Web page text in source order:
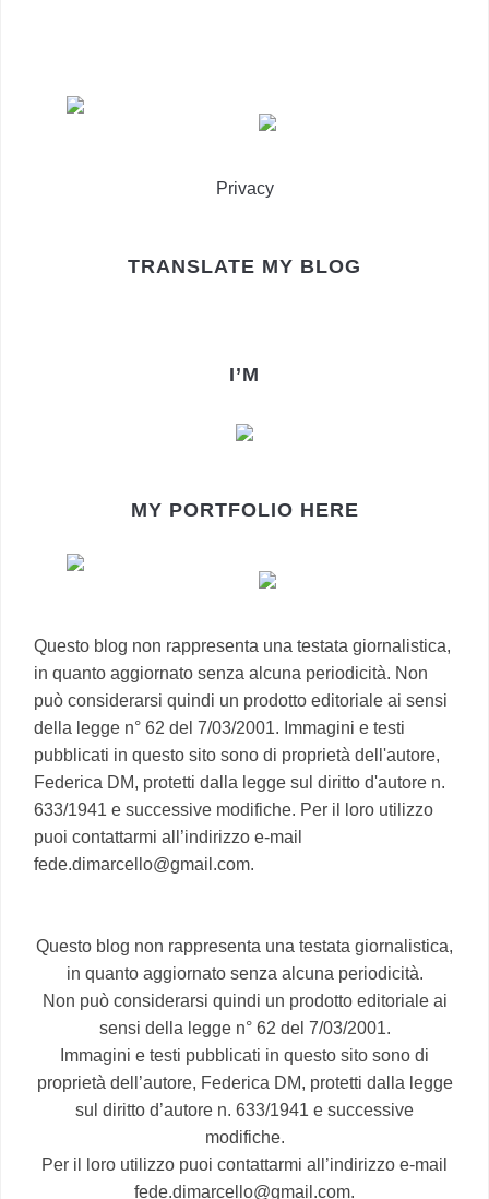
Privacy
TRANSLATE MY BLOG
I’M
MY PORTFOLIO HERE
Questo blog non rappresenta una testata giornalistica,
in quanto aggiornato senza alcuna periodicità. Non
può considerarsi quindi un prodotto editoriale ai sensi
della legge n° 62 del 7/03/2001. Immagini e testi
pubblicati in questo sito sono di proprietà dell'autore,
Federica DM, protetti dalla legge sul diritto d'autore n.
633/1941 e successive modifiche. Per il loro utilizzo
puoi contattarmi all’indirizzo e-mail
fede.dimarcello@gmail.com.
Questo blog non rappresenta una testata giornalistica,
in quanto aggiornato senza alcuna periodicità.
Non può considerarsi quindi un prodotto editoriale ai
sensi della legge n° 62 del 7/03/2001.
Immagini e testi pubblicati in questo sito sono di
proprietà dell’autore, Federica DM, protetti dalla legge
sul diritto d’autore n. 633/1941 e successive
modifiche.
Per il loro utilizzo puoi contattarmi all’indirizzo e-mail
fede.dimarcello@gmail.com.